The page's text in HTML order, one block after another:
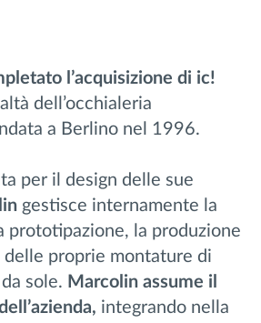
l’acquisizione di ic!
dell’occhialeria
a Berlino nel 1996.
per il design delle sue
gestisce internamente la
prototipazione, la produzione
delle proprie montature di
sole. Marcolin assume il
integrando nella